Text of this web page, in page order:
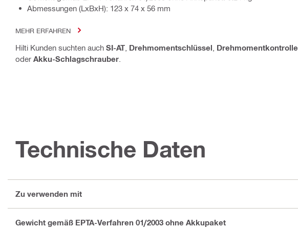
Abmessungen (LxBxH): 123 x 74 x 56 mm
MEHR ERFAHREN
Hilti Kunden suchten auch SI-AT Drehmomentschlüssel Drehmomentkontrolle
oder Akku-Schlagschrauber
Technische Daten
Zu verwenden mit
Gewicht gemäß EPTA-Verfahren 01/2003 ohne Akkupaket